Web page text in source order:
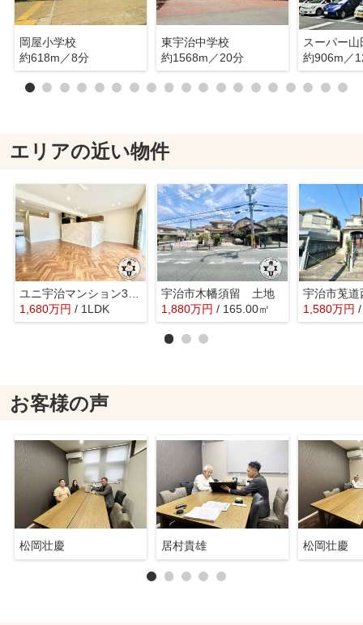
岡屋小学校
約618m／8分
東宇治中学校
約1568m／20分
スーパー
約906m／
エリアの近い物件
ユニ宇治マンション3号館
1,680万円 / 1LDK
宇治市木幡須留 土地
1,880万円 / 165.00㎡ 1,580万円
お客様の声
松岡壮慶 居村貴雄 松岡壮慶